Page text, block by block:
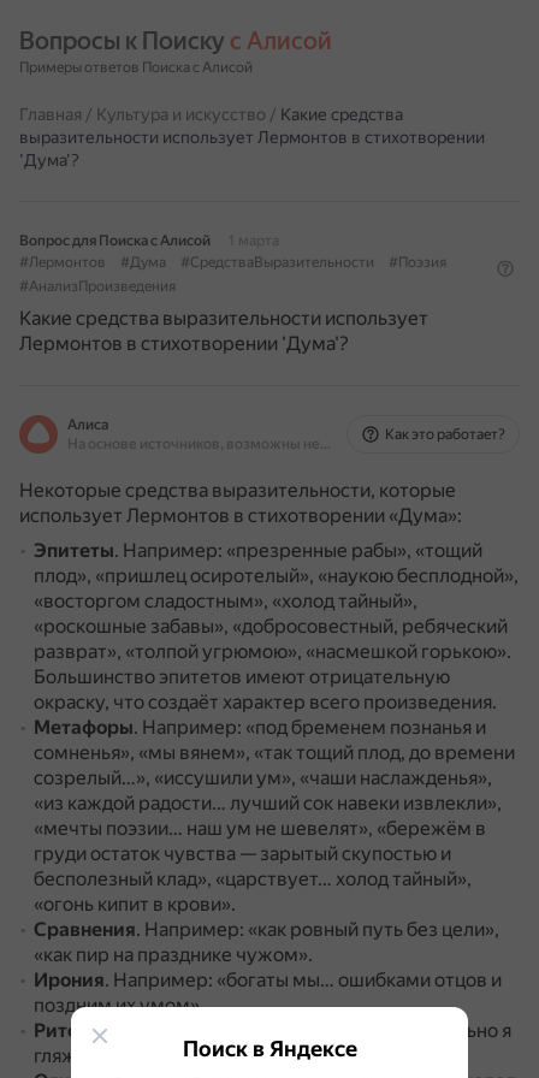
Вопросы к Поиску с Алисой
Примеры ответов Поиска с Алисой
Главная / Культура и искусство / Какие средства
выразительности использует Лермонтов в стихотворении
'Дума'?
Вопрос для Поиска с Алисой
1 марта
#Лермонтов
#Дума #СредстваВыразительности
#Поэзия
#АнализПроизведения
Какие средства выразительности использует
Лермонтов в стихотворении 'Дума'?
Алиса
На основе источников, возможны неточности
Как это работает?
Некоторые средства выразительности, которые
использует Лермонтов в стихотворении «Дума»:
Эпитеты. Например: «презренные рабы», «тощий
плод», «пришлец осиротелый», «наукою бесплодной»,
«восторгом сладостным», «холод тайный»,
«роскошные забавы», «добросовестный, ребяческий
разврат», «толпой угрюмою», «насмешкой горькою».
Большинство эпитетов имеют отрицательную
окраску, что создаёт характер всего произведения.
Метафоры. Например: «под бременем познанья и
сомненья», «мы вянем», «так тощий плод, до времени
созрелый…», «иссушили ум», «чаши наслажденья»,
«из каждой радости… лучший сок навеки извлекли»,
«мечты поэзии… наш ум не шевелят», «бережём в
груди остаток чувства — зарытый скупостью и
бесполезный клад», «царствует… холод тайный»,
«огонь кипит в крови».
Сравнения. Например: «как ровный путь без цели»,
«как пир на празднике чужом».
Ирония. Например: «богаты мы… ошибками отцов и
поздним их умом».
Риторические восклицания
Например: «печально я
гляжу на наше поколенье!».
Поиск в Яндексе